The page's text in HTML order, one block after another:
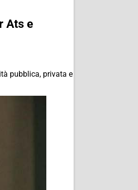
Ats e
pubblica, privata e